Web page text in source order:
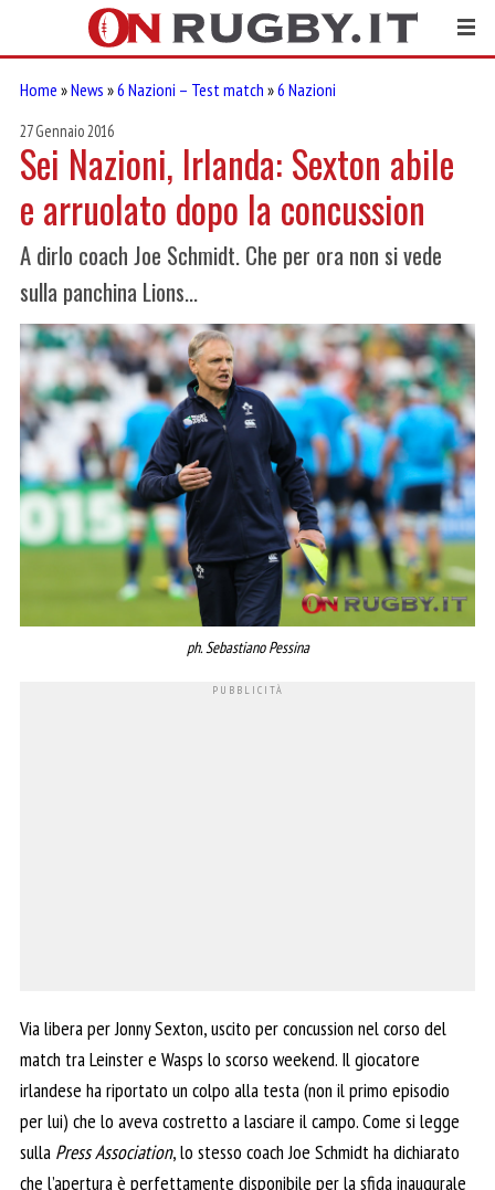
Home »News »6 Nazioni – Test match »6 Nazioni
27 Gennaio 2016
Sei Nazioni, Irlanda: Sexton abile
e arruolato dopo la concussion
A dirlo coach Joe Schmidt. Che per ora non si vede
sulla panchina Lions...
ph. Sebastiano Pessina
Via libera per Jonny Sexton, uscito per concussion nel corso del
match tra Leinster e Wasps lo scorso weekend. Il giocatore
irlandese ha riportato un colpo alla testa (non il primo episodio
per lui) che lo aveva costretto a lasciare il campo. Come si legge
sulla Press Association, lo stesso coach Joe Schmidt ha dichiarato
che l’apertura è perfettamente disponibile per la sfida inaugurale